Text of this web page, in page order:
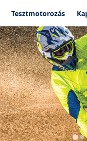
Tesztmotorozás